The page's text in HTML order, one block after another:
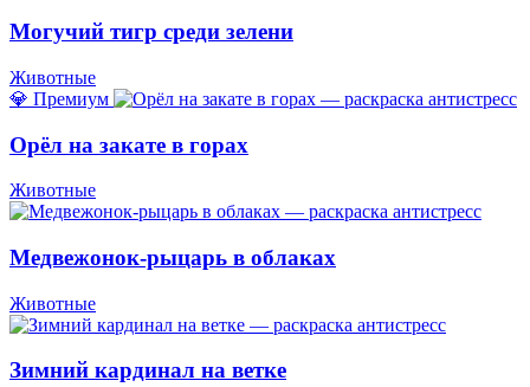
Могучий тигр среди зелени
Животные
💎 Премиум
Орёл на закате в горах
Животные
Медвежонок-рыцарь в облаках
Животные
Зимний кардинал на ветке